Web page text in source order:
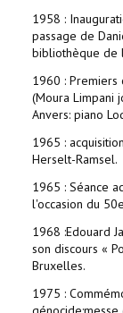
1958 :
passage de
bibliothèque de
1960 : Premiers
(Moura Limpani
Anvers: piano
1965 :
Herselt-Ramsel.
1965 : Séance
l'occasion du
1968 :Edouard
son discours «
Bruxelles.
1975 :